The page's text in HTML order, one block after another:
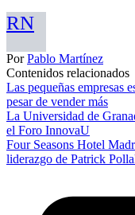
RN
PorPablo Martínez
Contenidos relacionados
Las pequeñas empresas
pesar de vender más
La Universidad de
el Foro InnovaU
Four Seasons Hotel
liderazgo de Patrick